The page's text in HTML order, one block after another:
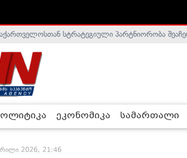
დე-ფაქტო მთავრობა არალეგიტიმურია -
სტრატეგიული პარტნიორობა
ეკონომიკა სამართალი
2026, 21:46